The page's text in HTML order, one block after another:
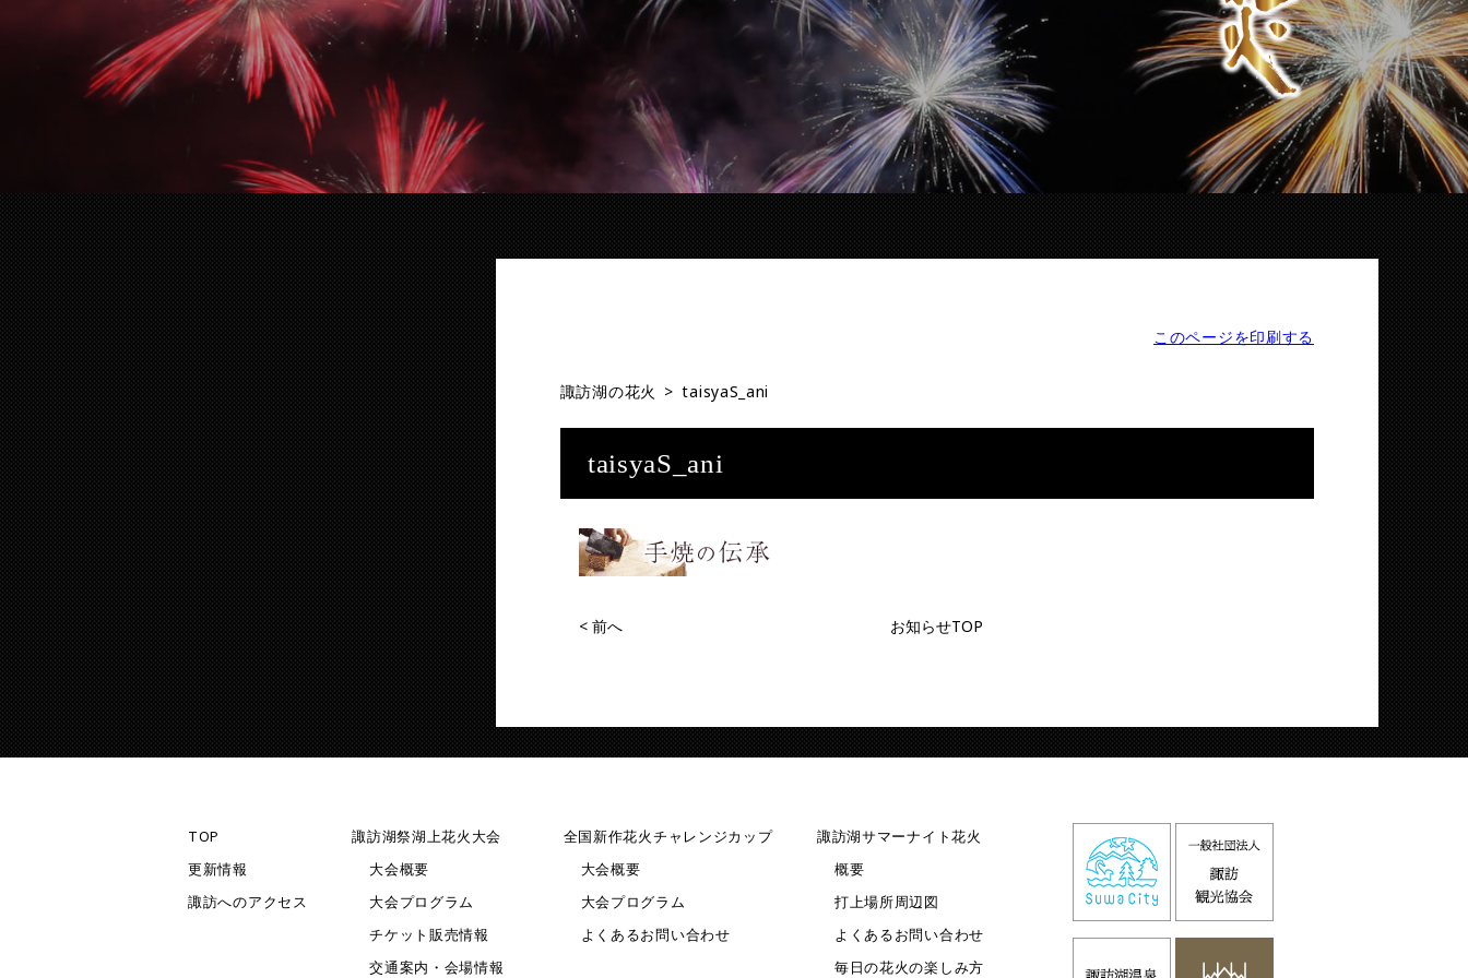
このページを印刷する
諏訪湖の花火 >taisyaS_ani
taisyaS_ani
<前へ お知らせTOP
TOP
更新情報
諏訪へのアクセス
諏訪湖祭湖上花火大会
大会概要
大会プログラム
チケット販売情報
交通案内・会場情報
全国新作花火チャレンジカップ
大会概要
大会プログラム
よくあるお問い合わせ
諏訪湖サマーナイト花火
概要
打上場所周辺図
よくあるお問い合わせ
毎日の花火の楽しみ方